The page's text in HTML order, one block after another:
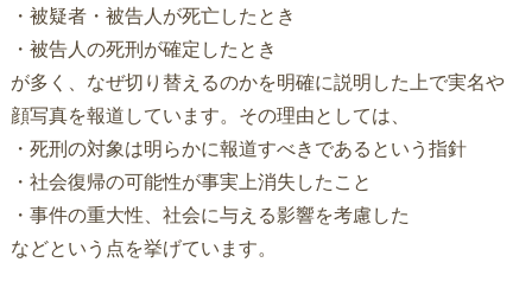
・被疑者・被告人が死亡したとき
・被告人の死刑が確定したとき
が多く、なぜ切り替えるのかを明確に説明した上で実名や
顔写真を報道しています。その理由としては、
・死刑の対象は明らかに報道すべきであるという指針
・社会復帰の可能性が事実上消失したこと
・事件の重大性、社会に与える影響を考慮した
などという点を挙げています。